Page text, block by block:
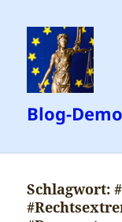
Blog-
Schlagwort: